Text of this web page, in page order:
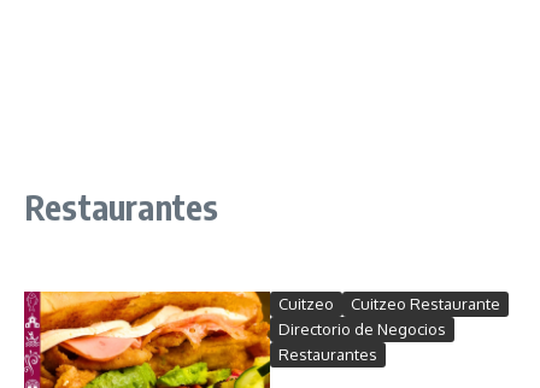
Restaurantes
Cuitzeo
Cuitzeo Restaurante
Directorio de Negocios
Restaurantes